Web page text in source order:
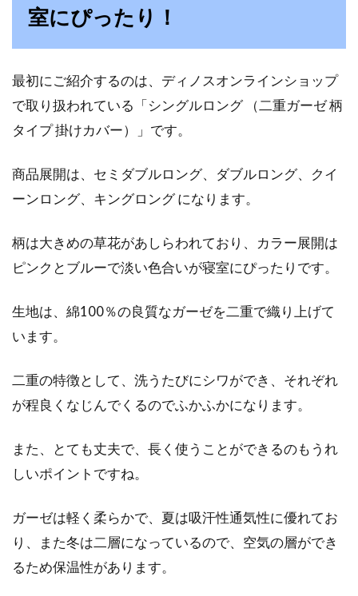
になる！原因と予防法は？
がありませんか。このギシギシ音の原因として
考えられ...
寝具の色で睡眠力UP！効果のあるの
はどんな色？
色の効果って不思議ですね。黒い服を着れば気
持ちが引き締まりますし、パステルカラーの服
一覧は違う場合がある？
自分に適した大きさを知ることでしょう。し
お風呂の照明カバーが破損する原因
と交換する際の注意点！！
室にぴったり！
最初にご紹介するのは、ディノスオンラインショップ
で取り扱われている「シングルロング （二重ガーゼ 柄
タイプ 掛けカバー）」です。
商品展開は、セミダブルロング、ダブルロング、クイ
ーンロング、キングロング になります。
柄は大きめの草花があしらわれており、カラー展開は
ピンクとブルーで淡い色合いが寝室にぴったりです。
生地は、綿100％の良質なガーゼを二重で織り上げて
います。
二重の特徴として、洗うたびにシワができ、それぞれ
が程良くなじんでくるのでふかふかになります。
また、とても丈夫で、長く使うことができるのもうれ
しいポイントですね。
ガーゼは軽く柔らかで、夏は吸汗性通気性に優れてお
り、また冬は二層になっているので、空気の層ができ
るため保温性があります。